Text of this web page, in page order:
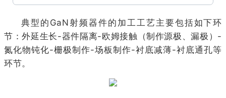
典型的GaN射频器件的加工工艺主要包括如下环
节：外延生长-器件隔离-欧姆接触（制作源极、漏极）-
氮化物钝化-栅极制作-场板制作-衬底减薄-衬底通孔等
环节。